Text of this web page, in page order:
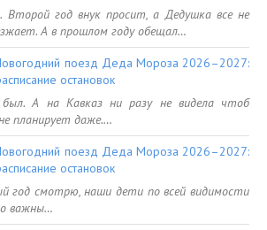
год внук просит, а Дедушка все не
А в прошлом году обещал…
поезд Деда Мороза 2026–2027:
остановок
А на Кавказ ни разу не видела чтоб
планирует даже.…
поезд Деда Мороза 2026–2027:
остановок
год смотрю, наши дети по всей видимости
важны…